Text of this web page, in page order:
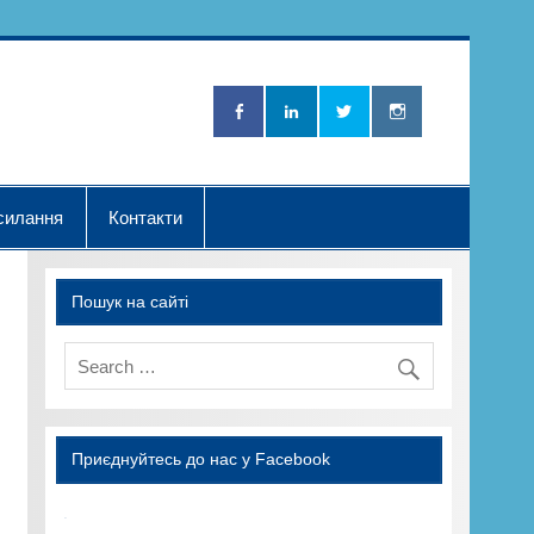
Хвилька"
Контакти
Пошук на сайті
Приєднуйтесь до нас у Facebook